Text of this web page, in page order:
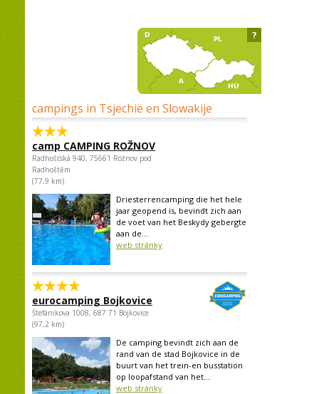
campings in Tsjechië en Slowakije
camp CAMPING ROŽNOV
Radhošťská 940, 75661 Rožnov pod
Radhoštěm
(77,9 km)
Driesterrencamping die het hele
jaar geopend is, bevindt zich aan
de voet van het Beskydy gebergte
aan de...
web stránky
eurocamping Bojkovice
Štefánikova 1008, 687 71 Bojkovice
(97,2 km)
De camping bevindt zich aan de
rand van de stad Bojkovice in de
buurt van het trein-en busstation
op loopafstand van het...
web stránky
?